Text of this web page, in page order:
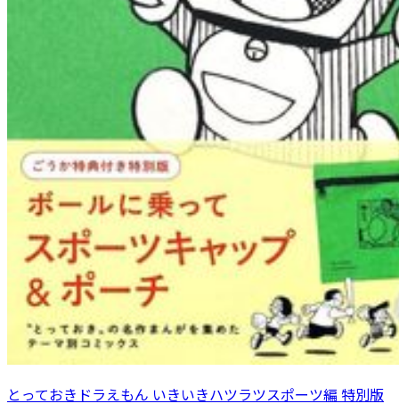
とっておきドラえもん いきいきハツラツスポーツ編 特別版